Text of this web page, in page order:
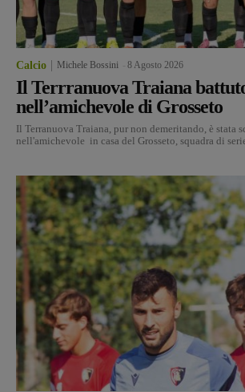
Calcio Michele Bossini 8 Agosto 2026
Il Terrranuova Traiana
nell’amichevole di Grosseto
Il Terranuova Traiana, pur non demeritando, è stata
nell'amichevole in casa del Grosseto, squadra di